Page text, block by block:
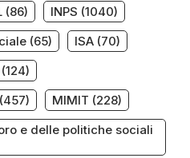
(86) INPS (1040)
(65) ISA(70)
(124)
(457) MIMIT (228)
e delle politiche sociali